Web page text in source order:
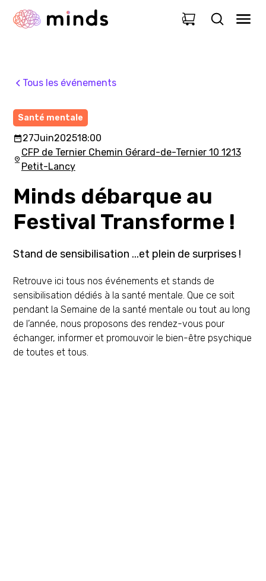
0
Tous les événements
Santé mentale
27Juin202518:00
CFP de Ternier Chemin Gérard-de-Ternier 10 1213
Petit-Lancy
Minds débarque au
Festival Transforme !
Stand de sensibilisation ...et plein de surprises !
Retrouve ici tous nos événements et stands de
sensibilisation dédiés à la santé mentale. Que ce soit
pendant la Semaine de la santé mentale ou tout au long
de l’année, nous proposons des rendez-vous pour
échanger, informer et promouvoir le bien-être psychique
de toutes et tous.